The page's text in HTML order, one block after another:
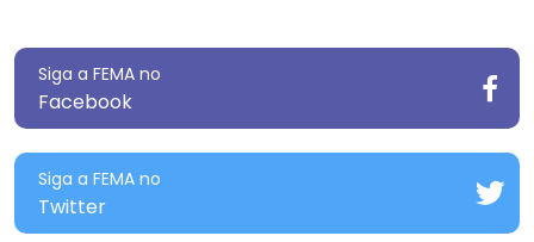
Siga a FEMA no
Facebook
Siga a FEMA no
Twitter